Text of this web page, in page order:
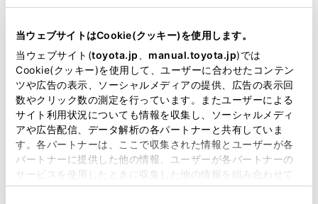
当ウェブサイトはCookie(クッキー)を使用します。
当ウェブサイト(toyota.jp manual.toyota.jp)では
Cookie(クッキー)を使用して、ユーザーに合わせたコンテン
ツや広告の表示、ソーシャルメディアの提供、広告の表示回
数やクリック数の測定を行っています。またユーザーによる
サイト利用状況についても情報を収集し、ソーシャルメディ
アや広告配信、データ解析の各パートナーと共有していま
す。各パートナーは、ここで収集された情報とユーザーが各
パートナーに提供した他の情報、ユーザーが各パートナーの
サービスを使用したときに収集した他の情報を組み合わせて
使用することがあります。当ウェブサイトの使用を続行する
リコール等情報はこちら
チャットでお問い合わせ
受付：10:00～18:00
（長期連休などの当社指定日を除く）